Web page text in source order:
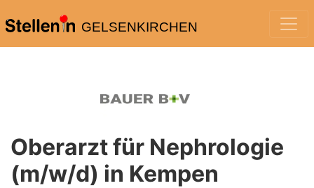
GELSENKIRCHEN
Oberarzt für Nephrologie
(m/w/d) in Kempen